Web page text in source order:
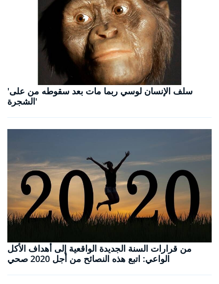
'سلف الإنسان لوسي ربما مات بعد سقوطه من على
الشجرة'
من قرارات السنة الجديدة الواقعية إلى أهداف الأكل
الواعي: اتبع هذه النصائح من أجل 2020 صحي